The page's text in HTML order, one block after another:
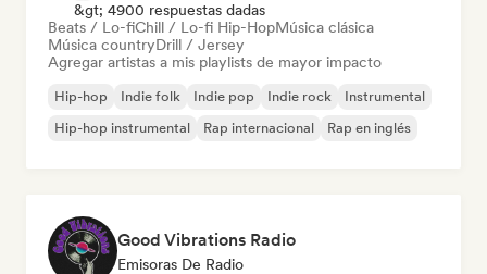
&gt; 4900 respuestas dadas
Beats / Lo-fiChill / Lo-fi Hip-HopMúsica clásica
Música countryDrill / Jersey
Agregar artistas a mis playlists de mayor impacto
Hip-hop Indie folk Indie pop Indie rock
Instrumental
Hip-hop instrumental
Rap internacional Rap en inglés
Good Vibrations Radio
Emisoras De Radio